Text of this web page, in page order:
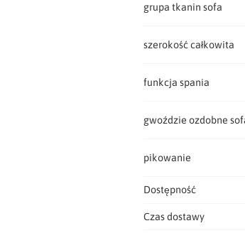
grupa tkanin sofa
szerokość całkowita
funkcja spania
gwoździe ozdobne
pikowanie
Dostępność
Czas dostawy